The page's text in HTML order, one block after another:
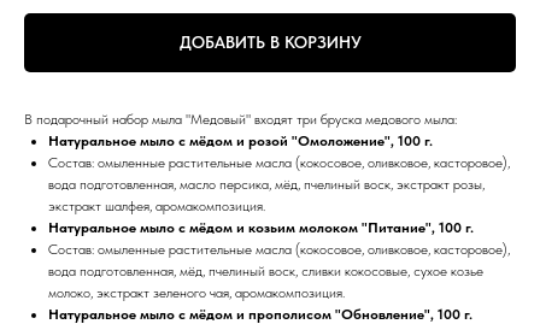
ДОБАВИТЬ В КОРЗИНУ
В подарочный набор мыла "Медовый" входят три бруска медового мыла:
Натуральное мыло с мёдом и розой "Омоложение", 100 г.
Состав: омыленные растительные масла (кокосовое, оливковое, касторовое),
вода подготовленная, масло персика, мёд, пчелиный воск, экстракт розы,
экстракт шалфея, аромакомпозиция.
Натуральное мыло с мёдом и козьим молоком "Питание", 100 г.
Состав: омыленные растительные масла (кокосовое, оливковое, касторовое),
вода подготовленная, мёд, пчелиный воск, сливки кокосовые, сухое козье
молоко, экстракт зеленого чая, аромакомпозиция.
Натуральное мыло с мёдом и прополисом "Обновление", 100 г.